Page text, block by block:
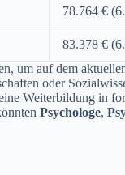
78.764 €
83.378 €
um auf dem
oder
Weiterbildung in
Psychologe,